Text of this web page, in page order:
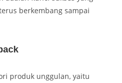
berkembang sampai
produk unggulan, yaitu